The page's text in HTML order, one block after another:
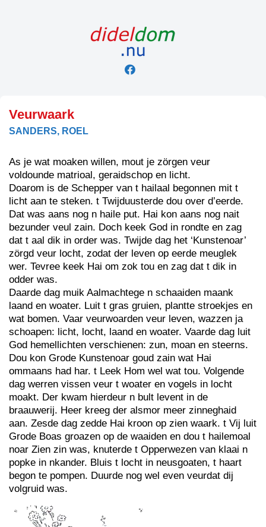
Veurwaark
SANDERS, ROEL
As je wat moaken willen, mout je zörgen veur
voldounde matrioal, geraidschop en licht.
Doarom is de Schepper van t hailaal begonnen mit t
licht aan te steken. t Twijduusterde dou over d’eerde.
Dat was aans nog n haile put. Hai kon aans nog nait
bezunder veul zain. Doch keek God in rondte en zag
dat t aal dik in order was. Twijde dag het ‘Kunstenoar’
zörgd veur locht, zodat der leven op eerde meuglek
wer. Tevree keek Hai om zok tou en zag dat t dik in
odder was.
Daarde dag muik Aalmachtege n schaaiden maank
laand en woater. Luit t gras gruien, plantte stroekjes en
wat bomen. Vaar veurwoarden veur leven, wazzen ja
schoapen: licht, locht, laand en woater. Vaarde dag luit
God hemellichten verschienen: zun, moan en steerns.
Dou kon Grode Kunstenoar goud zain wat Hai
ommaans had har. t Leek Hom wel wat tou. Volgende
dag werren vissen veur t woater en vogels in locht
moakt. Der kwam hierdeur n bult levent in de
braauwerij. Heer kreeg der alsmor meer zinneghaid
aan. Zesde dag zedde Hai kroon op zien waark. t Vij luit
Grode Boas groazen op de waaiden en dou t hailemoal
noar Zien zin was, knuterde t Opperwezen van klaai n
popke in nkander. Bluis t locht in neusgoaten, t haart
begon te pompen. Duurde nog wel even veurdat dij
volgruid was.